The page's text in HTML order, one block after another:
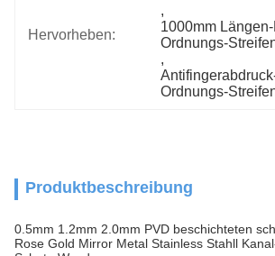
Hervorheben:
,
1000mm
Ordnungs-
,
Ordnungs-
Produktbeschreibung
0.5mm 1.2mm 2.0mm PVD beschichteten
Rose Gold Mirror Metal Stainless Stahll